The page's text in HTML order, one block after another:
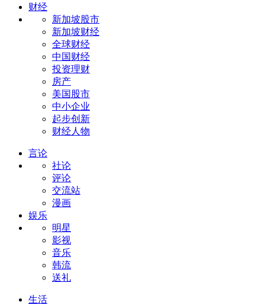
财经
新加坡股市
新加坡财经
全球财经
中国财经
投资理财
房产
美国股市
中小企业
起步创新
财经人物
言论
社论
评论
交流站
漫画
娱乐
明星
影视
音乐
韩流
送礼
生活